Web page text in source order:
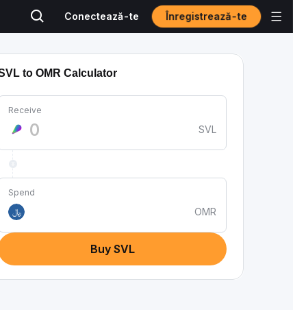
Conectează-te Înregistrează-te
to OMR Calculator
Receive
SVL
Spend
﷼
OMR
Buy SVL